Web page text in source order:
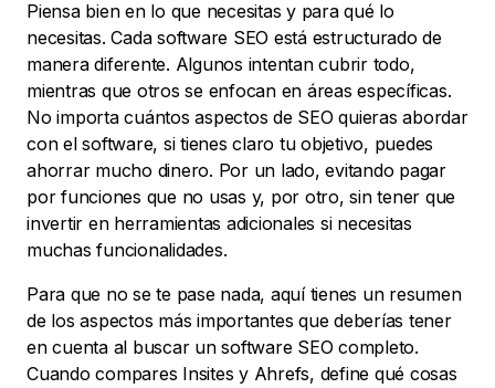
Piensa bien en lo que necesitas y para qué lo
necesitas. Cada software SEO está estructurado de
manera diferente. Algunos intentan cubrir todo,
mientras que otros se enfocan en áreas específicas.
No importa cuántos aspectos de SEO quieras abordar
con el software, si tienes claro tu objetivo, puedes
ahorrar mucho dinero. Por un lado, evitando pagar
por funciones que no usas y, por otro, sin tener que
invertir en herramientas adicionales si necesitas
muchas funcionalidades.
Para que no se te pase nada, aquí tienes un resumen
de los aspectos más importantes que deberías tener
en cuenta al buscar un software SEO completo.
Cuando compares Insites y Ahrefs, define qué cosas